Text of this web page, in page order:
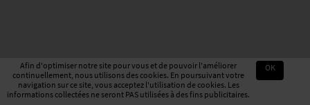
Afin d'optimiser notre site pour vous et de pouvoir l'améliorer
continuellement, nous utilisons des cookies. En poursuivant votre
navigation sur ce site, vous acceptez l'utilisation de cookies. Les
informations collectées ne seront PAS utilisées à des fins publicitaires.
OK